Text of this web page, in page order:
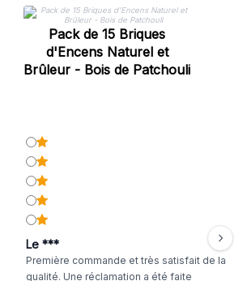
Pack de 15 Briques
d'Encens Naturel et
Brûleur - Bois de Patchouli
Le ***
Première commande et très satisfait de la
qualité. Une réclamation a été faite